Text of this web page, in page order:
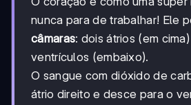
nunca para de trabalhar! Ele
câmaras: dois átrios (em
ventrículos (embaixo).
O sangue com dióxido de
átrio direito e desce para o